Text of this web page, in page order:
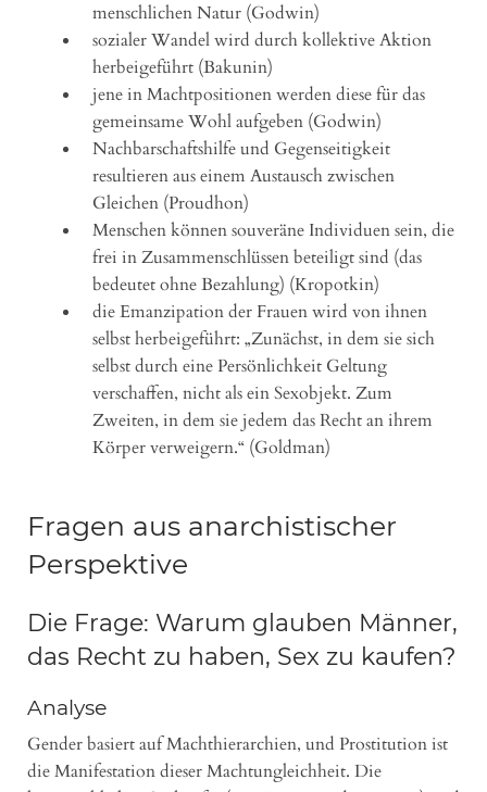
menschlichen Natur (Godwin)
sozialer Wandel wird durch kollektive Aktion
herbeigeführt (Bakunin)
jene in Machtpositionen werden diese für das
gemeinsame Wohl aufgeben (Godwin)
Nachbarschaftshilfe und Gegenseitigkeit
resultieren aus einem Austausch zwischen
Gleichen (Proudhon)
Menschen können souveräne Individuen sein, die
frei in Zusammenschlüssen beteiligt sind (das
bedeutet ohne Bezahlung) (Kropotkin)
die Emanzipation der Frauen wird von ihnen
selbst herbeigeführt: „Zunächst, in dem sie sich
selbst durch eine Persönlichkeit Geltung
verschaffen, nicht als ein Sexobjekt. Zum
Zweiten, in dem sie jedem das Recht an ihrem
Körper verweigern.“ (Goldman)
Fragen aus anarchistischer
Perspektive
Die Frage: Warum glauben Männer,
das Recht zu haben, Sex zu kaufen?
Analyse
Gender basiert auf Machthierarchien, und Prostitution ist
die Manifestation dieser Machtungleichheit. Die